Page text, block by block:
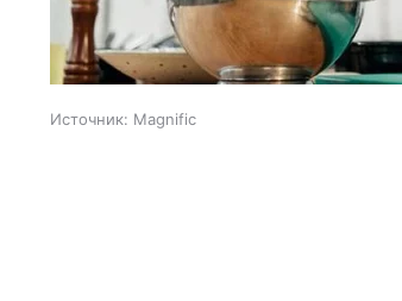
Источник: Magnific